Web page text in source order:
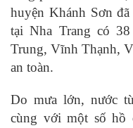
huyện Khánh Sơn
tại Nha Trang có
Trung, Vĩnh Thạnh,
an toàn.
Do mưa lớn, nước
cùng với một số hồ